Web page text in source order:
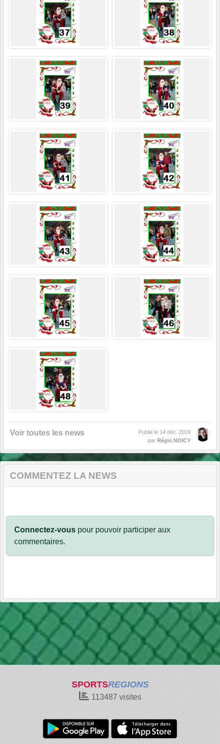
Voir toutes les news Publié le 14 déc. 2019
par Régis NOICY
COMMENTEZ LA NEWS
Connectez-vous pour pouvoir participer aux
commentaires.
SPORTSREGIONS
113487 visites